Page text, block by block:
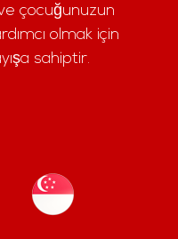
çocuğunuzun
olmak için
sahiptir.